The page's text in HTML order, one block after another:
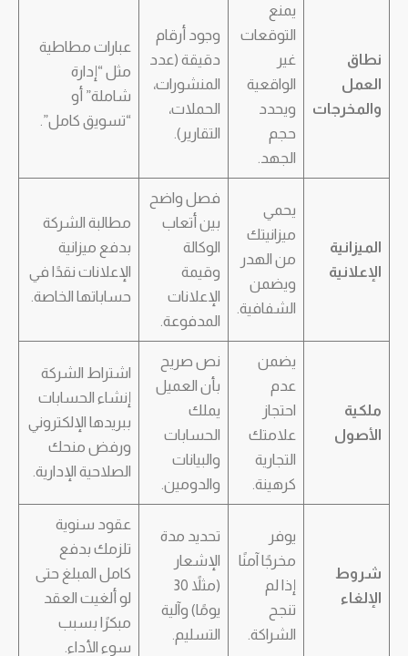
نطاق
العمل
والمخرجات
يمنع
التوقعات
غير
الواقعية
ويحدد
حجم
الجهد.
وجود أرقام
دقيقة (عدد
المنشورات،
الحملات،
التقارير).
عبارات مطاطية
مثل “إدارة
شاملة” أو
“تسويق كامل”.
الميزانية
الإعلانية
يحمي
ميزانيتك
من الهدر
ويضمن
الشفافية.
فصل واضح
بين أتعاب
الوكالة
وقيمة
الإعلانات
المدفوعة.
مطالبة الشركة
بدفع ميزانية
الإعلانات نقدًا في
حساباتها الخاصة.
ملكية
الأصول
يضمن
عدم
احتجاز
علامتك
التجارية
كرهينة.
نص صريح
بأن العميل
يملك
الحسابات
والبيانات
والدومين.
اشتراط الشركة
إنشاء الحسابات
ببريدها الإلكتروني
ورفض منحك
الصلاحية الإدارية.
شروط
الإلغاء
يوفر
مخرجًا آمنًا
إذا لم
تنجح
الشراكة.
تحديد مدة
الإشعار
(مثلاً 30
يومًا) وآلية
التسليم.
عقود سنوية
تلزمك بدفع
كامل المبلغ حتى
لو ألغيت العقد
مبكرًا بسبب
سوء الأداء.